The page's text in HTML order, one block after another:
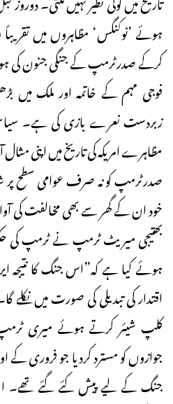
کرکے صدرٹرمپ کے جنگی جنون کی
فوجی مہم کے خاتمہ اور ملک میں
زبردست نعرے بازی کی ہے۔
مظاہرے امریکہ کی تاریخ میں اپنی
صدرٹرمپ کو نہ صرف عوامی سطح پر
خود ان کے گھر سے بھی مخالفت کی
بھتیجی میریٹ ٹرمپ نے ٹرمپ کی
ہوئے کیا ہے کہ”اس جنگ کا نتیجہ
اقتدار کی تبدیلی کی صورت میں نکلے
کلپ شیئر کرتے ہوئے میری
جوازوں کو مسترد کردیا جو فروری
جنگ کے لیے پیش کئے گئے تھے۔